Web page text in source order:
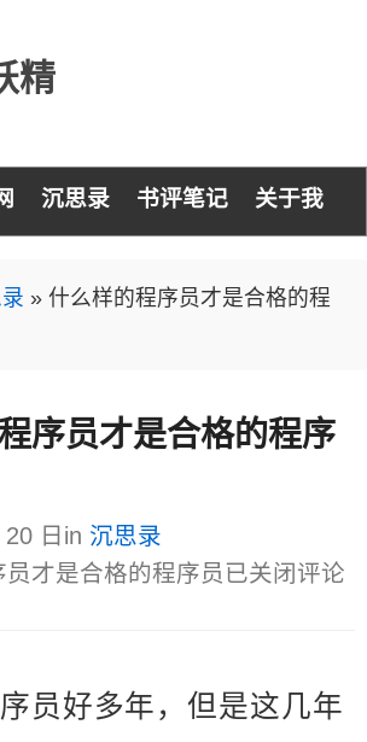
精
沉思录 书评笔记 关于我
» 什么样的程序员才是合格的程
序员才是合格的程序
日 in 沉思录
才是合格的程序员已关闭评论
员好多年，但是这几年